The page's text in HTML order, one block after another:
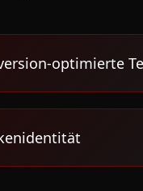
optimierte